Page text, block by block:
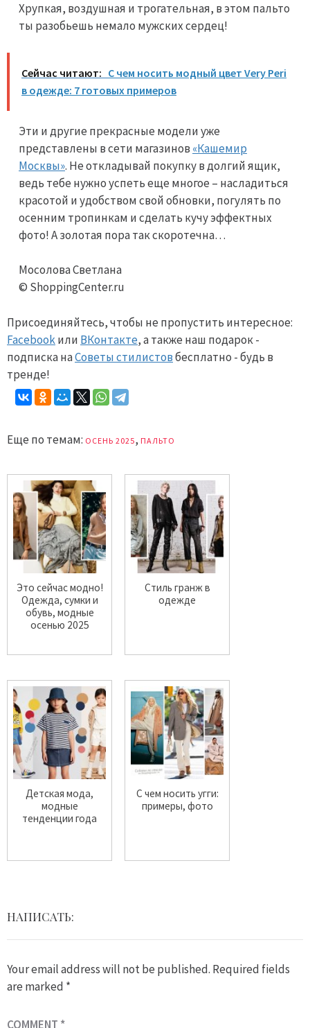
Хрупкая, воздушная и трогательная, в этом пальто
ты разобьешь немало мужских сердец!
Сейчас читают: С чем носить модный цвет Very Peri
в одежде: 7 готовых примеров
Эти и другие прекрасные модели уже
представлены в сети магазинов «Кашемир
Москвы». Не откладывай покупку в долгий ящик,
ведь тебе нужно успеть еще многое – насладиться
красотой и удобством свой обновки, погулять по
осенним тропинкам и сделать кучу эффектных
фото! А золотая пора так скоротечна…
Мосолова Светлана
© ShoppingCenter.ru
Присоединяйтесь, чтобы не пропустить интересное:
Facebookили ВКонтакте, а также наш подарок -
подписка наСоветы стилистовбесплатно - будь в
тренде!
Еще по темам: ОСЕНЬ 2025, ПАЛЬТО
Это сейчас модно!
Одежда, сумки и
обувь, модные
осенью 2025
Стиль гранж в
одежде
Детская мода,
модные
тенденции года
С чем носить угги:
примеры, фото
НАПИСАТЬ:
Your email address will not be published. Required fields
are marked *
COMMENT *